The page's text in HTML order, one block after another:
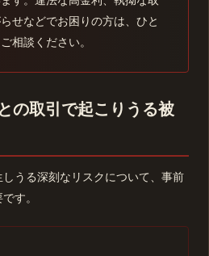
せなどでお困りの方は、ひと
相談ください。
の取引で起こりうる被
うる深刻なリスクについて、事前
す。